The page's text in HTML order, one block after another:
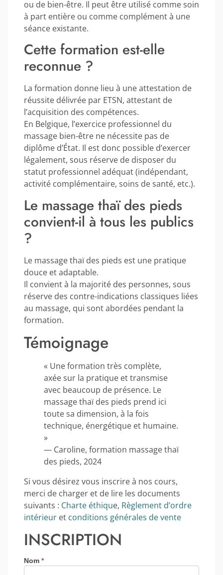
ou de bien-être. Il peut être utilisé comme soin
à part entière ou comme complément à une
séance existante.
Cette formation est-elle
reconnue ?
La formation donne lieu à une attestation de
réussite délivrée par ETSN, attestant de
l’acquisition des compétences.
En Belgique, l’exercice professionnel du
massage bien-être ne nécessite pas de
diplôme d’État. Il est donc possible d’exercer
légalement, sous réserve de disposer du
statut professionnel adéquat (indépendant,
activité complémentaire, soins de santé, etc.).
Le massage thaï des pieds
convient-il à tous les publics
?
Le massage thaï des pieds est une pratique
douce et adaptable.
Il convient à la majorité des personnes, sous
réserve des contre-indications classiques liées
au massage, qui sont abordées pendant la
formation.
Témoignage
« Une formation très complète,
axée sur la pratique et transmise
avec beaucoup de présence. Le
massage thaï des pieds prend ici
toute sa dimension, à la fois
technique, énergétique et humaine.
»
— Caroline, formation massage thaï
des pieds, 2024
Si vous désirez vous inscrire à nos cours,
merci de charger et de lire les documents
suivants : Charte éthique, Règlement d’ordre
intérieur et conditions générales de vente
INSCRIPTION
Nom *